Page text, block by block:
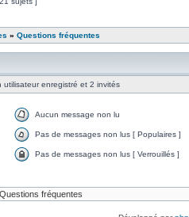
» Questions fréquentes
utilisateur enregistré et 2 invités
Aucun message non lu
Pas de messages non lus [ Populaires ]
Pas de messages non lus [ Verrouillés ]